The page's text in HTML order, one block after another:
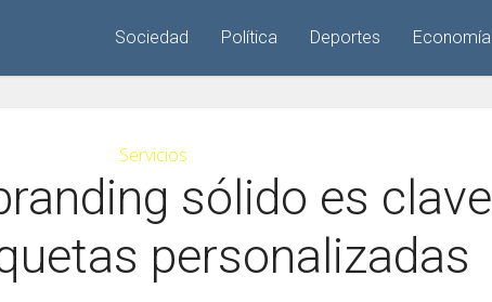
Sociedad Política Deportes Economía
Servicios
sólido es clave
personalizadas